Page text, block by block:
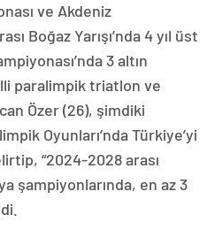
ve Akdeniz
Boğaz Yarışı’nda 4 yıl üst
3 altın
paralimpik triatlon ve
Özer (26), şimdiki
Oyunları’nda Türkiye’yi
“2024-2028 arası
şampiyonlarında, en az 3